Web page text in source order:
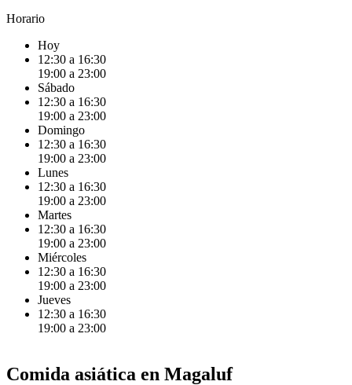
Horario
Hoy
12:30 a 16:30
19:00 a 23:00
Sábado
12:30 a 16:30
19:00 a 23:00
Domingo
12:30 a 16:30
19:00 a 23:00
Lunes
12:30 a 16:30
19:00 a 23:00
Martes
12:30 a 16:30
19:00 a 23:00
Miércoles
12:30 a 16:30
19:00 a 23:00
Jueves
12:30 a 16:30
19:00 a 23:00
Comida asiática en Magaluf